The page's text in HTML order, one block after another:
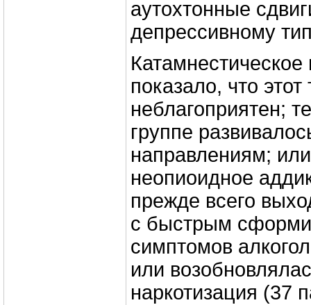
аутохтонные
депрессивному
показало, что
неблагоприятен;
группе
направлениям;
неопиоидное
прежде всего
с быстрым
симптомов
или
наркотизация (37